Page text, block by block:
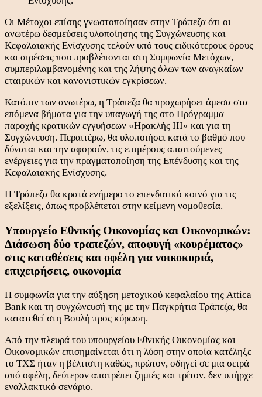
Οι Μέτοχοι επίσης γνωστοποίησαν στην Τράπεζα ότι οι
ανωτέρω δεσμεύσεις υλοποίησης της Συγχώνευσης και
Κεφαλαιακής Ενίσχυσης τελούν υπό τους ειδικότερους όρους
και αιρέσεις που προβλέπονται στη Συμφωνία Μετόχων,
συμπεριλαμβανομένης και της λήψης όλων των αναγκαίων
εταιρικών και κανονιστικών εγκρίσεων.
Κατόπιν των ανωτέρω, η Τράπεζα θα προχωρήσει άμεσα στα
επόμενα βήματα για την υπαγωγή της στο Πρόγραμμα
παροχής κρατικών εγγυήσεων «Ηρακλής ΙΙΙ» και για τη
Συγχώνευση. Περαιτέρω, θα υλοποιήσει κατά το βαθμό που
δύναται και την αφορούν, τις επιμέρους απαιτούμενες
ενέργειες για την πραγματοποίηση της Επένδυσης και της
Κεφαλαιακής Ενίσχυσης.
Η Τράπεζα θα κρατά ενήμερο το επενδυτικό κοινό για τις
εξελίξεις, όπως προβλέπεται στην κείμενη νομοθεσία.
Υπουργείο Εθνικής Οικονομίας και Οικονομικών:
Διάσωση δύο τραπεζών, αποφυγή «κουρέματος»
στις καταθέσεις και οφέλη για νοικοκυριά,
επιχειρήσεις, οικονομία
Η συμφωνία για την αύξηση μετοχικού κεφαλαίου της Attica
Bank και τη συγχώνευσή της με την Παγκρήτια Τράπεζα, θα
κατατεθεί στη Βουλή προς κύρωση.
Από την πλευρά του υπουργείου Εθνικής Οικονομίας και
Οικονομικών επισημαίνεται ότι η λύση στην οποία κατέληξε
το ΤΧΣ ήταν η βέλτιστη καθώς, πρώτον, οδηγεί σε μια σειρά
από οφέλη, δεύτερον αποτρέπει ζημιές και τρίτον, δεν υπήρχε
εναλλακτικό σενάριο.